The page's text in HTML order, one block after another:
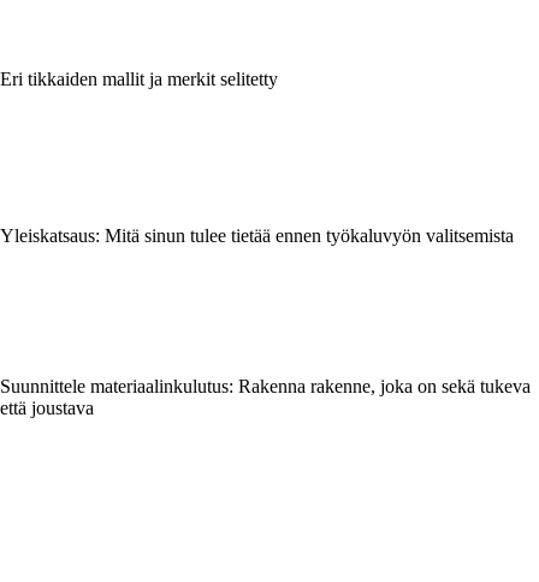
Eri tikkaiden mallit ja merkit selitetty
Yleiskatsaus: Mitä sinun tulee tietää ennen työkaluvyön valitsemista
Suunnittele materiaalinkulutus: Rakenna rakenne, joka on sekä tukeva
että joustava